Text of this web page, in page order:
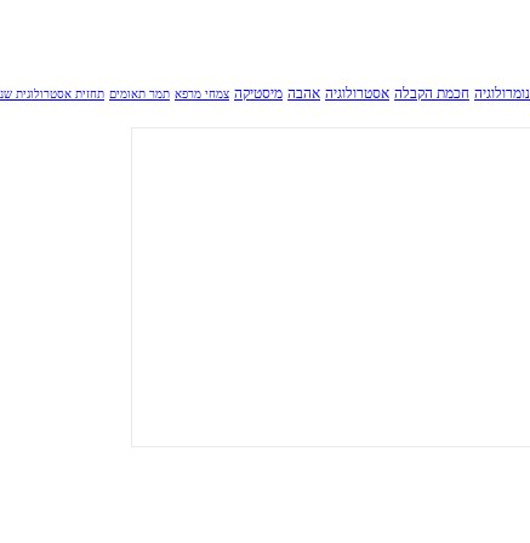
נומרולוגיה חכמת הקבלה אסטרולוגיה אהבה מיסטיקה צמחי מרפא תמר תאומים תחזית אסטרולוגית